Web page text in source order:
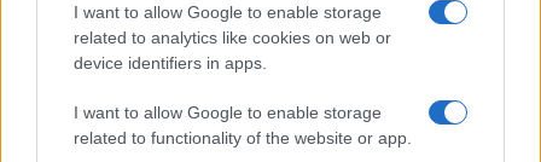
I want to allow Google to enable storage
related to analytics like cookies on web or
device identifiers in apps.
I want to allow Google to enable storage
related to functionality of the website or app.
Nem biztos, hogy érdemes kivárni az iPhone 18 Prot
A Galaxy S25 is megkaphatja a Galaxy S26 egyik legjobb
Élőképeken a Dark Cherry színű iPhone 18 Pro Max!